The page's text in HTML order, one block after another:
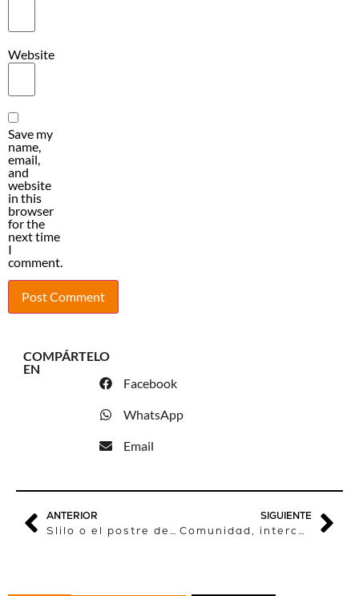
Website
Save my
name,
email,
and
website
in this
browser
for the
next time
I
comment.
COMPÁRTELO
EN
Facebook
WhatsApp
Email
ANTERIOR
Slilo o el postre de las fiestas
SIGUIENTE
Comunidad, interculturalidad, esperanza y mestizaje, temas premiados en Objetivo África